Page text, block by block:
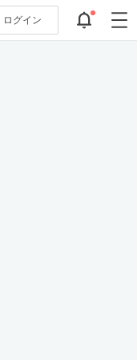
ログイン